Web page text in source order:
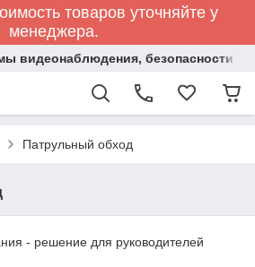
товаров уточняйте у
менеджера.
видеонаблюдения, безопасности и
Патрульный обход
- решение для руководителей